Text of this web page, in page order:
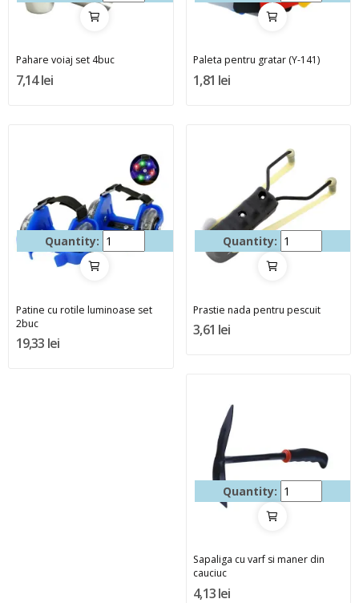
Pahare voiaj set 4buc
7,14 lei
Paleta pentru gratar (Y-141)
1,81 lei
Quantity:
Patine cu rotile luminoase set
2buc
19,33 lei
Quantity:
Prastie nada pentru pescuit
3,61 lei
Quantity:
Sapaliga cu varf si maner din
cauciuc
4,13 lei